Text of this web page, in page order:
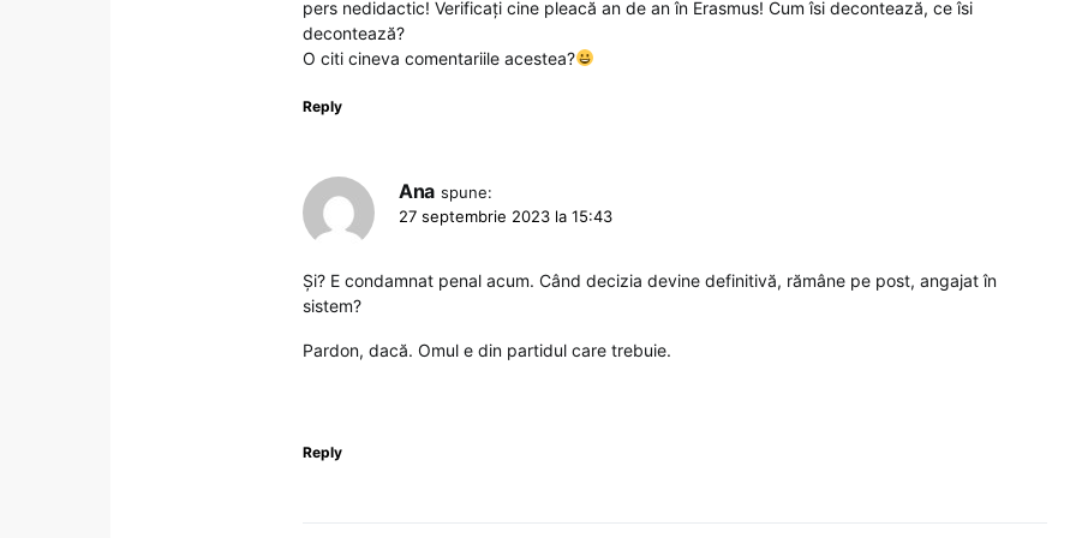
pers nedidactic! Verificați cine pleacă an de an în Erasmus! Cum îsi decontează, ce îsi
decontează?
O citi cineva comentariile acestea?
Reply
Ana spune:
27 septembrie 2023 la 15:43
Și? E condamnat penal acum. Când decizia devine definitivă, rămâne pe post, angajat în
sistem?
Pardon, dacă. Omul e din partidul care trebuie.
Reply